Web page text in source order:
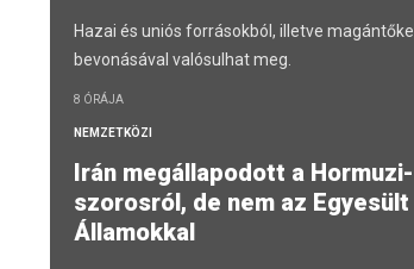
Hazai és uniós forrásokból, illetve magántőke
bevonásával valósulhat meg.
8 ÓRÁJA
NEMZETKÖZI
Irán megállapodott a Hormuzi-
szorosról, de nem az Egyesült
Államokkal